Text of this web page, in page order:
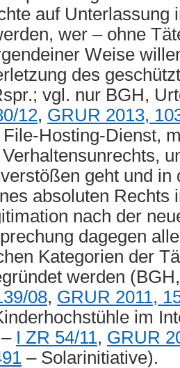
auf Unterlassung
wer – ohne
Weise
des
vgl. nur BGH,
12, GRUR 2013,
File-Hosting-Dienst,
geht und in
absoluten Rechts
nach der
dagegen
Kategorien der
werden
08, GRUR 2011,
im
I ZR 54/11, GRUR
– Solarinitiative).